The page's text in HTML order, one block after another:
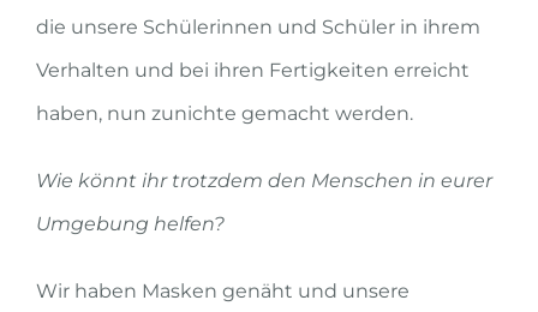
die unsere Schülerinnen und Schüler in ihrem
Verhalten und bei ihren Fertigkeiten erreicht
haben, nun zunichte gemacht werden.
Wie könnt ihr trotzdem den Menschen in eurer
Umgebung helfen?
Wir haben Masken genäht und unsere